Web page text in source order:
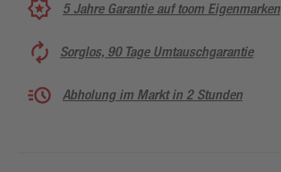
5 Jahre Garantie auf toom Eigenmarken
Sorglos, 90 Tage Umtauschgarantie
Abholung im Markt in 2 Stunden